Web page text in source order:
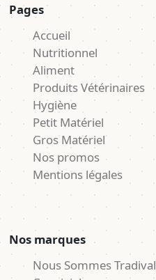
Pages
Accueil
Nutritionnel
Aliment
Produits Vétérinaires
Hygiène
Petit Matériel
Gros Matériel
Nos promos
Mentions légales
Nos marques
Nous Sommes Tradival